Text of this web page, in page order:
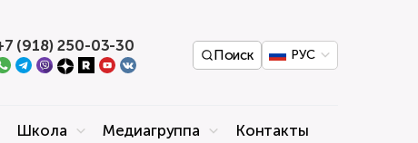
(918) 250-03-30
Поиск РУС
Школа Медиагруппа Контакты